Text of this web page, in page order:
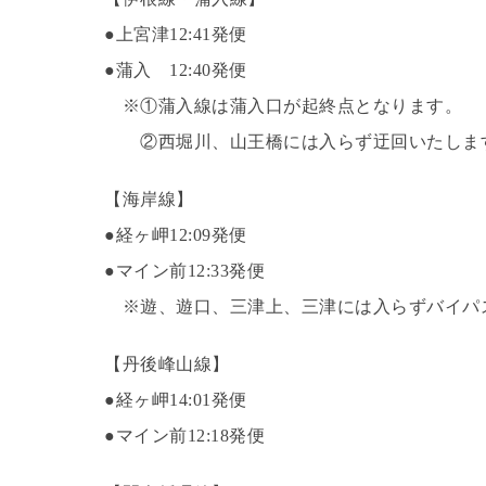
●上宮津12:41発便
●蒲入 12:40発便
※①蒲入線は蒲入口が起終点となります。
②西堀川、山王橋には入らず迂回いたしま
【海岸線】
●経ヶ岬12:09発便
●マイン前12:33発便
※遊、遊口、三津上、三津には入らずバイパ
【丹後峰山線】
●経ヶ岬14:01発便
●マイン前12:18発便